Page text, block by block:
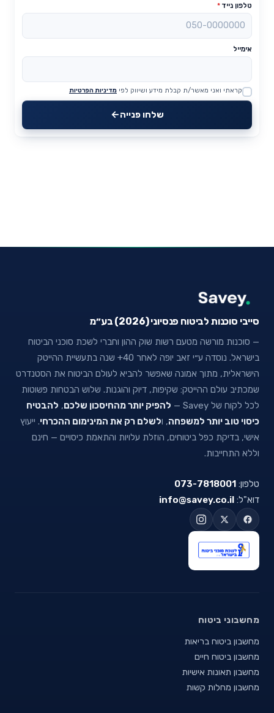
טלפון נייד *
אימייל
Website
קראתי ואני מאשר/ת קבלת מידע ושיווק לפי מדיניות הפרטיות
שלחו פנייה
סייבי סוכנות לביטוח פנסיוני (2026) בע״מ
— סוכנות מורשה מטעם רשות שוק ההון וחברי לשכת סוכני הביטוח
בישראל. נוסדה ע״י זאב יופה לאחר 40+ שנה בתעשיית ההייטק
הישראלית, מתוך אמונה שאפשר להביא לעולם הביטוח את הסטנדרט
שמכתיב עולם ההייטק: שקיפות, דיוק והוגנות. שלוש הבטחות פשוטות
לכל לקוח של Savey —
להפיק יותר מהחיסכון שלכם, להבטיח
כיסוי טוב יותר למשפחה, ולשלם רק את המינימום ההכרחי. ייעוץ
אישי, בדיקת כפל ביטוחים, הוזלת עלויות והתאמת כיסויים — חינם
וללא התחייבות.
טלפון: 073-7818001
דוא"ל: info@savey.co.il
מחשבוני ביטוח
מחשבון ביטוח בריאות
מחשבון ביטוח חיים
מחשבון תאונות אישיות
מחשבון מחלות קשות